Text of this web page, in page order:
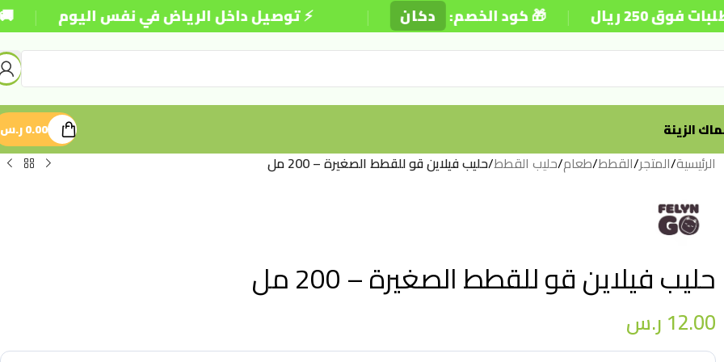
⚡ توصيل داخل الرياض في نفس اليوم | 🚚 شحن ريال | 🎁 كود الخصم: دكان |
الزينة 0.00ر.س
الرئيسية/المتجر/القطط/طعام/حليب القطط/حليب فيلاين قو للقطط الصغيرة – 200 مل
حليب فيلاين قو للقطط الصغيرة – 200 مل
12.00ر.س